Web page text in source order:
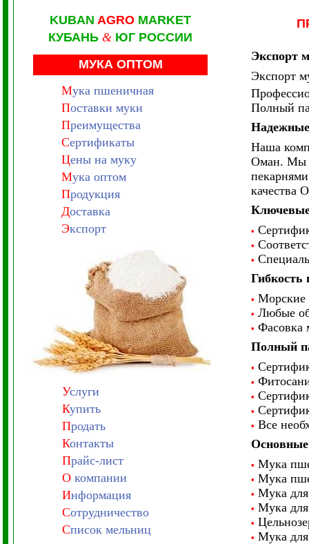
KUBAN AGRO MARKET
КУБАНЬ & ЮГ РОССИИ
МУКА ОПТОМ
Мука пшеничная
Поставки муки
Преимущества
Сертификаты
Цены на муку
Мука оптом
Продукция
Доставка
Экспорт
Услуги
Купить
Продать
Контакты
Прайс-лист
Окомпании
Информация
Сотрудничество
Список мельниц
Экспорт
Экспорт
Полный
Надежные
Наша
Оман. Мы
качества
Ключевые
•
•
•
Гибкость
• Морские
• Любые
• Фасовка
Полный
•
•
•
•
• Все
Основные
• Мука
• Мука
• Мука для
• Мука для
•
• Мука для